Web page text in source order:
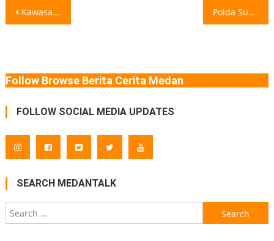
Post
Kawasan Industri Medan Tergenang ada yang masuk lobang dan mogok dijalan Menurut Polda Sumut T4ngkap pel*ku n*rkoba di 3 lokasi berbeda di Serdang Bedagai,
Follow Browse Berita Cerita Medan
FOLLOW SOCIAL MEDIA UPDATES
SEARCH MEDANTALK
Search
for: